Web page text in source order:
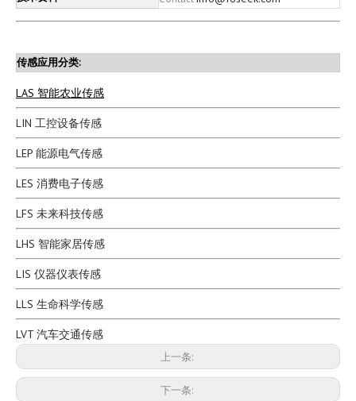
传感应用分类:
LAS 智能农业传感
LIN 工控设备传感
LEP 能源电气传感
LES 消费电子传感
LFS 未来科技传感
LHS 智能家居传感
LIS 仪器仪表传感
LLS 生命科学传感
LVT 汽车交通传感
上一条:
下一条: